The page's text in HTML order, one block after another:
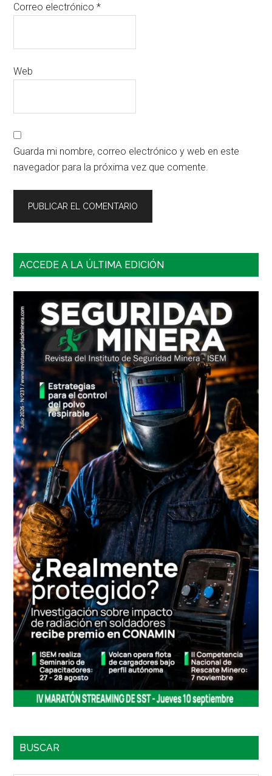
Correo electrónico*
Web
Guarda mi nombre, correo electrónico y web en este
navegador para la próxima vez que comente.
Barra
principal
ACCEDE A LA ÚLTIMA EDICIÓN
BUSCAR